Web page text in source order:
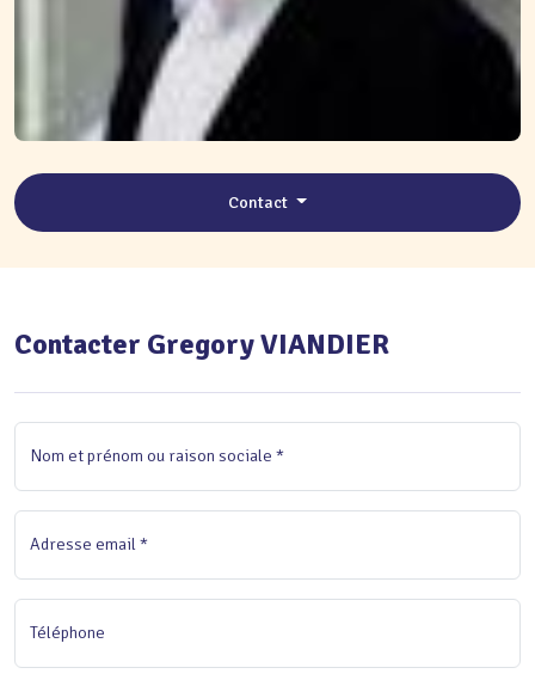
Contact
Contacter Gregory VIANDIER
Nom et prénom ou raison sociale *
Adresse email *
Téléphone